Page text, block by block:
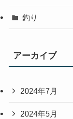
釣り
アーカイブ
2024年7月
2024年5月